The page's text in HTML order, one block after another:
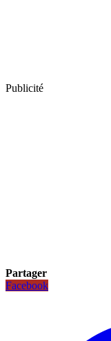
Publicité
Partager
Facebook